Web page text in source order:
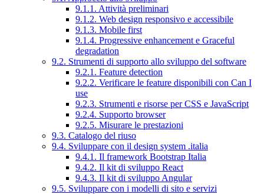
9.1.1. Attività preliminari
9.1.2. Web design responsivo e accessibile
9.1.3. Mobile first
9.1.4. Progressive enhancement e Graceful
degradation
9.2. Strumenti di supporto allo sviluppo del software
9.2.1. Feature detection
9.2.2. Verificare le feature disponibili con Can I
use
9.2.3. Strumenti e risorse per CSS e JavaScript
9.2.4. Supporto browser
9.2.5. Misurare le prestazioni
9.3. Catalogo del riuso
9.4. Sviluppare con il design system .italia
9.4.1. Il framework Bootstrap Italia
9.4.2. Il kit di sviluppo React
9.4.3. Il kit di sviluppo Angular
9.5. Sviluppare con i modelli di sito e servizi